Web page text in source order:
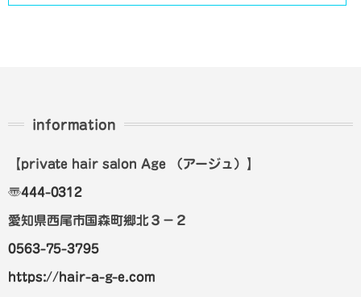
information
【private hair salon Age （アージュ） 】
〠444-0312
愛知県西尾市国森町郷北３－２
0563-75-3795
https://hair-a-g-e.com